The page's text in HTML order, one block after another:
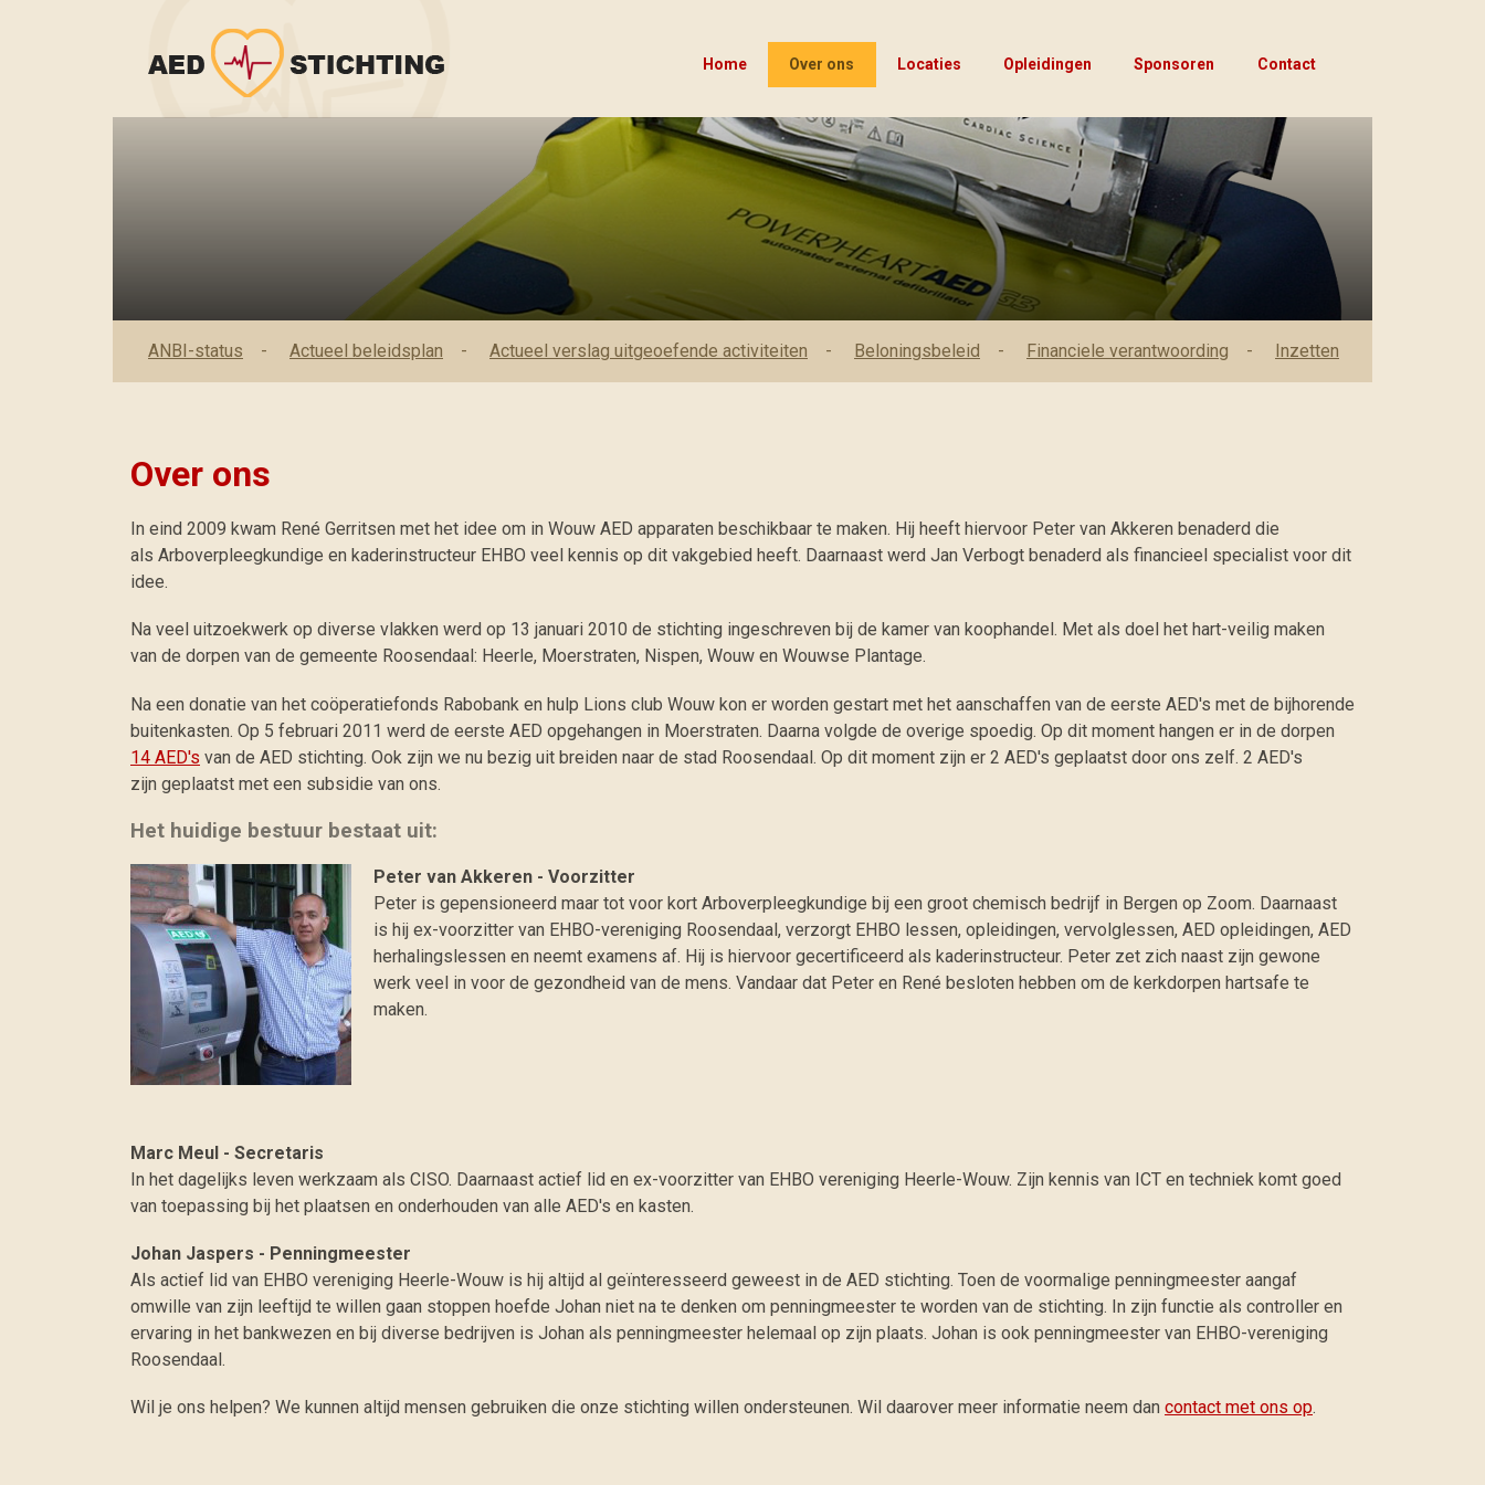
Home Over ons Locaties Opleidingen Sponsoren Contact
ANBI-status Actueel beleidsplan Actueel verslag uitgeoefende activiteiten Beloningsbeleid Financiele verantwoording Inzetten
Over ons
In eind 2009 kwam René Gerritsen met het idee om in Wouw AED apparaten beschikbaar te maken. Hij heeft hiervoor Peter van Akkeren benaderd die
als Arboverpleegkundige en kaderinstructeur EHBO veel kennis op dit vakgebied heeft. Daarnaast werd Jan Verbogt benaderd als financieel specialist voor dit
idee.
Na veel uitzoekwerk op diverse vlakken werd op 13 januari 2010 de stichting ingeschreven bij de kamer van koophandel. Met als doel het hart-veilig maken
van de dorpen van de gemeente Roosendaal: Heerle, Moerstraten, Nispen, Wouw en Wouwse Plantage.
Na een donatie van het coöperatiefonds Rabobank en hulp Lions club Wouw kon er worden gestart met het aanschaffen van de eerste AED's met de bijhorende
buitenkasten. Op 5 februari 2011 werd de eerste AED opgehangen in Moerstraten. Daarna volgde de overige spoedig. Op dit moment hangen er in de dorpen
14 AED's van de AED stichting. Ook zijn we nu bezig uit breiden naar de stad Roosendaal. Op dit moment zijn er 2 AED's geplaatst door ons zelf. 2 AED's
zijn geplaatst met een subsidie van ons.
Het huidige bestuur bestaat uit:
Peter van Akkeren - Voorzitter
Peter is gepensioneerd maar tot voor kort Arboverpleegkundige bij een groot chemisch bedrijf in Bergen op Zoom. Daarnaast
is hij ex-voorzitter van EHBO-vereniging Roosendaal, verzorgt EHBO lessen, opleidingen, vervolglessen, AED opleidingen, AED
herhalingslessen en neemt examens af. Hij is hiervoor gecertificeerd als kaderinstructeur. Peter zet zich naast zijn gewone
werk veel in voor de gezondheid van de mens. Vandaar dat Peter en René besloten hebben om de kerkdorpen hartsafe te
maken.
Marc Meul - Secretaris
In het dagelijks leven werkzaam als CISO. Daarnaast actief lid en ex-voorzitter van EHBO vereniging Heerle-Wouw. Zijn kennis van ICT en techniek komt goed
van toepassing bij het plaatsen en onderhouden van alle AED's en kasten.
Johan Jaspers - Penningmeester
Als actief lid van EHBO vereniging Heerle-Wouw is hij altijd al geïnteresseerd geweest in de AED stichting. Toen de voormalige penningmeester aangaf
omwille van zijn leeftijd te willen gaan stoppen hoefde Johan niet na te denken om penningmeester te worden van de stichting. In zijn functie als controller en
ervaring in het bankwezen en bij diverse bedrijven is Johan als penningmeester helemaal op zijn plaats. Johan is ook penningmeester van EHBO-vereniging
Roosendaal.
Wil je ons helpen? We kunnen altijd mensen gebruiken die onze stichting willen ondersteunen. Wil daarover meer informatie neem dan contact met ons op.